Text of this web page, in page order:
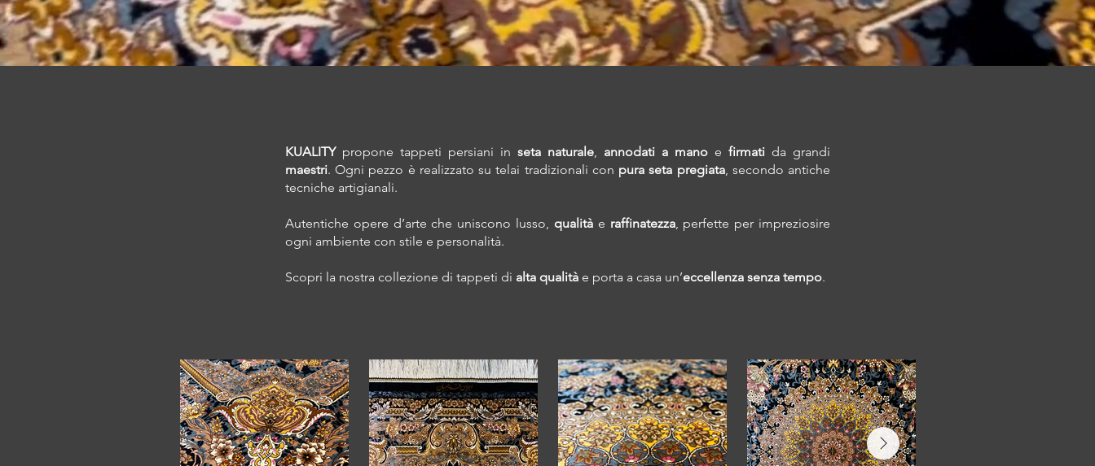
KUALITYpropone tappeti persiani in seta naturale, annodati a mano e firmati da grandi
maestri. Ogni pezzo è realizzato su telai tradizionali con pura seta pregiata, secondo antiche
tecniche artigianali.
Autentiche opere d’arte che uniscono lusso, qualitàe raffinatezza, perfette per impreziosire
ogni ambiente con stile e personalità.
Scopri la nostra collezione di tappeti di alta qualità e porta a casa un’eccellenza senza tempo.